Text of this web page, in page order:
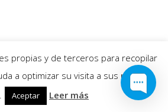
propias y de terceros para recopilar
a optimizar su visita a sus páginas
Aceptar Leer más